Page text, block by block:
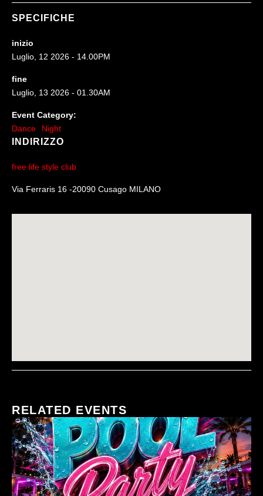
SPECIFICHE
inizio
Luglio, 12 2026 - 14.00PM
fine
Luglio, 13 2026 - 01.30AM
Event Category:
Dance
Night
INDIRIZZO
free life style club
Via Ferraris 16 -20090 Cusago MILANO
RELATED EVENTS
SCOPRI DI PIÙ